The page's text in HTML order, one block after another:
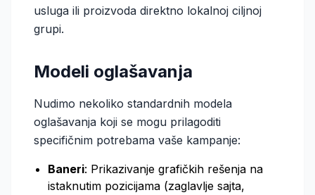
usluga ili proizvoda direktno lokalnoj ciljnoj
grupi.
Modeli oglašavanja
Nudimo nekoliko standardnih modela
oglašavanja koji se mogu prilagoditi
specifičnim potrebama vaše kampanje:
Baneri: Prikazivanje grafičkih rešenja na
istaknutim pozicijama (zaglavlje sajta,